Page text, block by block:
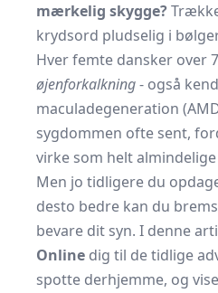
mærkelig skygge?
krydsord pludselig i
Hver femte dansker over
øjenforkalkning- også
maculadegeneration
sygdommen ofte sent,
virke som helt
Men jo tidligere du
desto bedre kan du
bevare dit syn. I denne
Online dig til de tidlige
spotte derhjemme, og